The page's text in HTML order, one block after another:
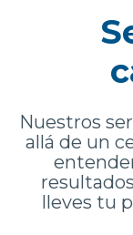
Nuestros
allá de un
lleves tu